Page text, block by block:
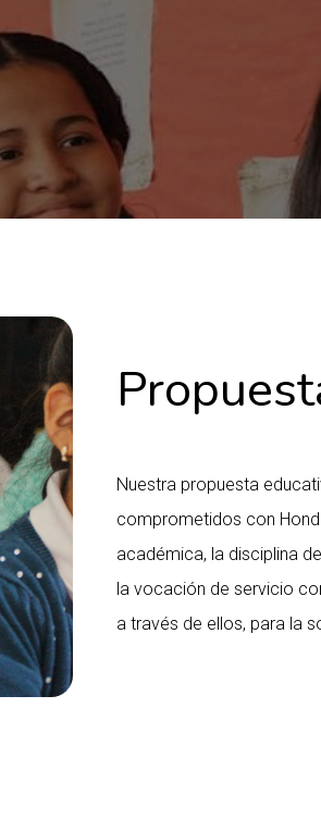
Nuestra propuesta
comprometidos con
académica, la disciplina
la vocación de servicio
a través de ellos, para la